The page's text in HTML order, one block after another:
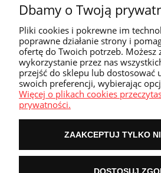
Strefa klienta
Przyczółek
Przydatne
POKAŻ PEŁNĄ
Dbamy o Twoją
Pliki cookies i pokrewne im
poprawne działanie strony i
ofertę do Twoich potrzeb. Możesz
wykorzystanie przez nas
przejść do sklepu lub dostosować
swoich preferencji, wybierając
Więcej o plikach cookies
prywatności.
ZAAKCEPTUJ TYLKO